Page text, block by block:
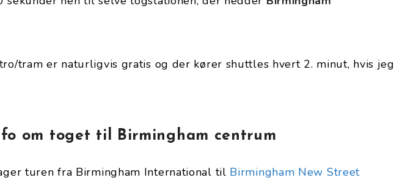
tram er naturligvis gratis og der kører shuttles hvert 2. minut, hvis jeg
om toget til Birmingham centrum
turen fra Birmingham International til Birmingham New Street